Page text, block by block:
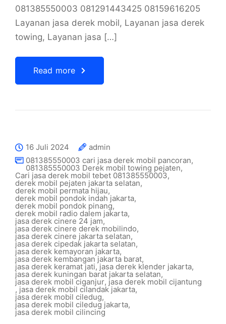
081385550003 081291443425 08159616205
Layanan jasa derek mobil, Layanan jasa derek
towing, Layanan jasa […]
Read more
16 Juli 2024
admin
081385550003 cari jasa derek mobil pancoran,
081385550003 Derek mobil towing pejaten,
Cari jasa derek mobil tebet 081385550003,
derek mobil pejaten jakarta selatan,
derek mobil permata hijau,
derek mobil pondok indah jakarta,
derek mobil pondok pinang,
derek mobil radio dalem jakarta,
jasa derek cinere 24 jam,
jasa derek cinere derek mobilindo,
jasa derek cinere jakarta selatan,
jasa derek cipedak jakarta selatan,
jasa derek kemayoran jakarta,
jasa derek kembangan jakarta barat,
jasa derek keramat jati,jasa derek klender jakarta,
jasa derek kuningan barat jakarta selatan,
jasa derek mobil ciganjur, jasa derek mobil cijantung
, jasa derek mobil cilandak jakarta,
jasa derek mobil ciledug,
jasa derek mobil ciledug jakarta,
jasa derek mobil cilincing